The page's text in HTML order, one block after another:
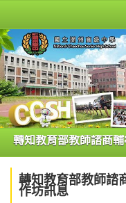
轉知教育部教師諮商
轉知教育部教師諮
作坊訊息